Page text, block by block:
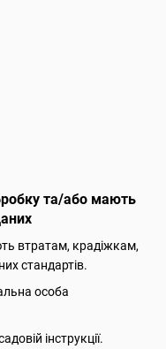
та/або мають
втратам, крадіжкам,
стандартів.
особа
інструкції.